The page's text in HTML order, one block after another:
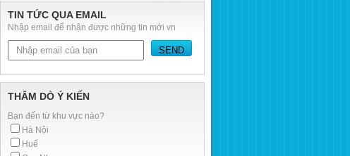
TIN TỨC QUA EMAIL
Nhập email để nhận được những tin mới vn
THĂM DÒ Ý KIẾN
Bạn đến từ khu vực nào?
Hà Nội
Huế